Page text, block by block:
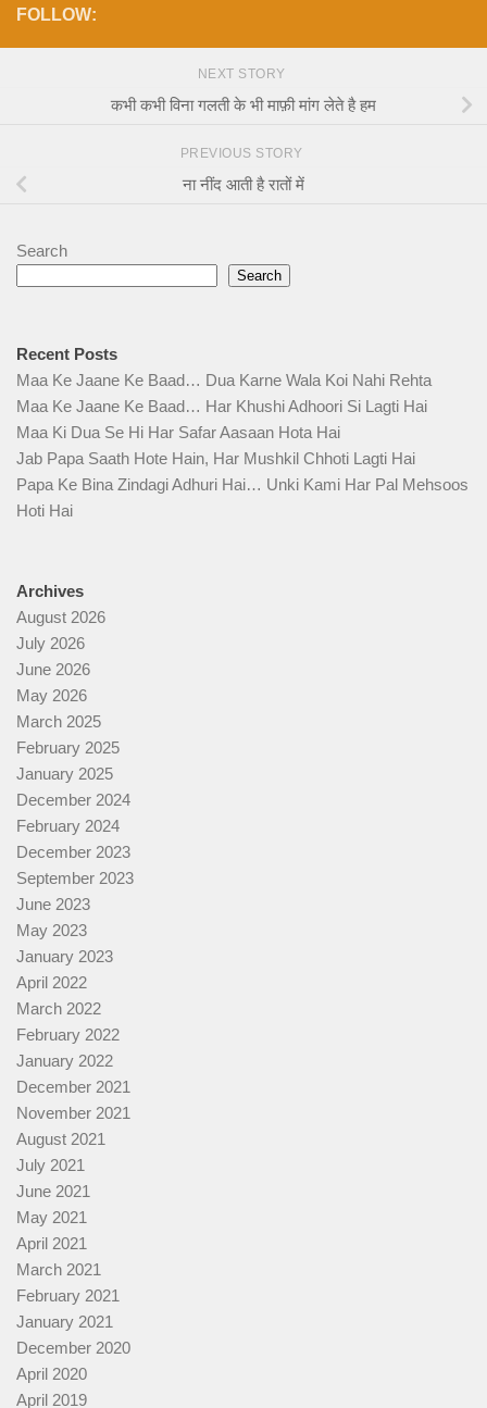
FOLLOW:
NEXT STORY
कभी कभी विना गलती के भी माफ़ी मांग लेते है हम
PREVIOUS STORY
ना नींद आती है रातों में
Search
Search
Recent Posts
Maa Ke Jaane Ke Baad… Dua Karne Wala Koi Nahi Rehta
Maa Ke Jaane Ke Baad… Har Khushi Adhoori Si Lagti Hai
Maa Ki Dua Se Hi Har Safar Aasaan Hota Hai
Jab Papa Saath Hote Hain, Har Mushkil Chhoti Lagti Hai
Papa Ke Bina Zindagi Adhuri Hai… Unki Kami Har Pal Mehsoos
Hoti Hai
Archives
August 2026
July 2026
June 2026
May 2026
March 2025
February 2025
January 2025
December 2024
February 2024
December 2023
September 2023
June 2023
May 2023
January 2023
April 2022
March 2022
February 2022
January 2022
December 2021
November 2021
August 2021
July 2021
June 2021
May 2021
April 2021
March 2021
February 2021
January 2021
December 2020
April 2020
April 2019